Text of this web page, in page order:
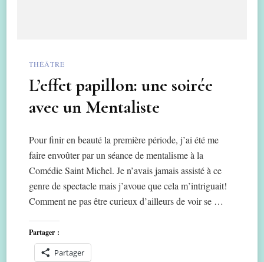
THÉÂTRE
L’effet papillon: une soirée
avec un Mentaliste
Pour finir en beauté la première période, j’ai été me
faire envoûter par un séance de mentalisme à la
Comédie Saint Michel. Je n’avais jamais assisté à ce
genre de spectacle mais j’avoue que cela m’intriguait!
Comment ne pas être curieux d’ailleurs de voir se …
Partager :
Partager